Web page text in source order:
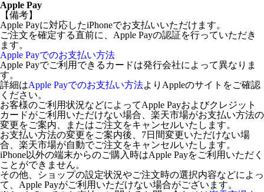
Apple Pay
【備考】
Apple Payに対応したiPhoneでお支払いいただけます。
ご注文を確定する直前に、Apple Payの認証を行っていただき
ます。
Apple Payでのお支払い方法
Apple Payでご利用できるカードは発行会社によって異なりま
す。
詳細はApple Payでのお支払い方法よりAppleのサイトをご確認
ください。
お客様のご利用状況などによってApple Payおよびクレジット
カードがご利用いただけない場合、楽天市場がお支払い方法の
変更をご案内、またはご注文をキャンセルいたします。
お支払い方法の変更をご案内後、7日間変更いただけない場
合、楽天市場が自動でご注文をキャンセルいたします。
iPhone以外の端末からのご購入時はApple Payをご利用いただく
ことができません。
その他、ショップの設定状況やご注文時の選択内容などによっ
て、Apple Payがご利用いただけない場合がございます。